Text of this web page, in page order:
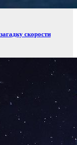
скорости